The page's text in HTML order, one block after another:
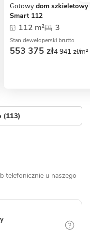
Gotowy dom szkieletowy
Smart 112
112 m² 3
Stan deweloperski brutto
553 375 zł4 941 zł/m²
(113)
telefonicznie u naszego